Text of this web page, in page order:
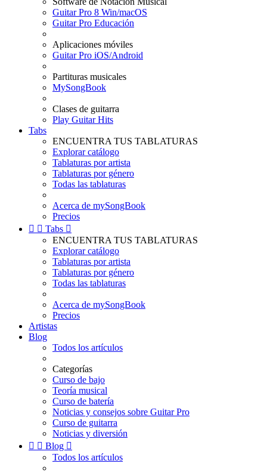
Guitar Pro 8 Win/macOS
Guitar Pro Educación
Aplicaciones móviles
Guitar Pro iOS/Android
Partituras musicales
MySongBook
Clases de guitarra
Play Guitar Hits
Tabs
ENCUENTRA TUS TABLATURAS
Explorar catálogo
Tablaturas por artista
Tablaturas por género
Todas las tablaturas
Acerca de mySongBook
Precios
  Tabs 
ENCUENTRA TUS TABLATURAS
Explorar catálogo
Tablaturas por artista
Tablaturas por género
Todas las tablaturas
Acerca de mySongBook
Precios
Artistas
Blog
Todos los artículos
Categorías
Curso de bajo
Teoría musical
Curso de batería
Noticias y consejos sobre Guitar Pro
Curso de guitarra
Noticias y diversión
  Blog 
Todos los artículos